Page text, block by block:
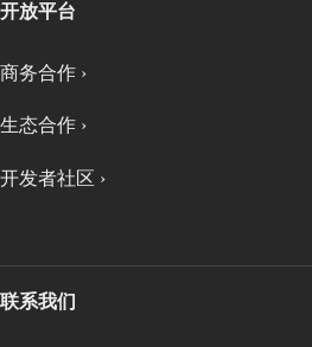
开放平台
商务合作 ›
生态合作 ›
开发者社区 ›
联系我们